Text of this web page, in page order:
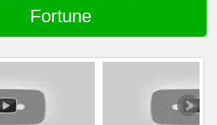
Fortune